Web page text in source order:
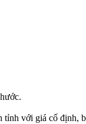
với giá cố định,